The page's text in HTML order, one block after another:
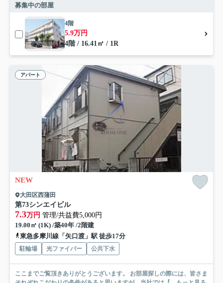
募集中の部屋
4階
5.9万円
4階 / 16.41㎡ / 1R
アパート
NEW
大田区西蒲田
第73シンエイビル
7.3万円 管理/共益費5,000円
19.00㎡ (1K) /築40年 /2階建
東急多摩川線「矢口渡」駅 徒歩17分
駐輪場 光ファイバー 公共下水
ここまでご覧頂きありがとうございます。 お部屋探しの際には、皆さま